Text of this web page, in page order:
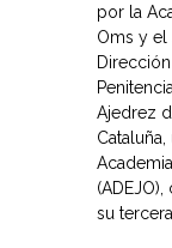
por la
Oms y el
Ajedrez
su